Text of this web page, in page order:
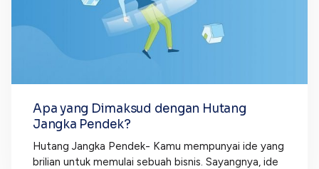
Apa yang Dimaksud dengan Hutang
Jangka Pendek?
Hutang Jangka Pendek- Kamu mempunyai ide yang
brilian untuk memulai sebuah bisnis. Sayangnya, ide